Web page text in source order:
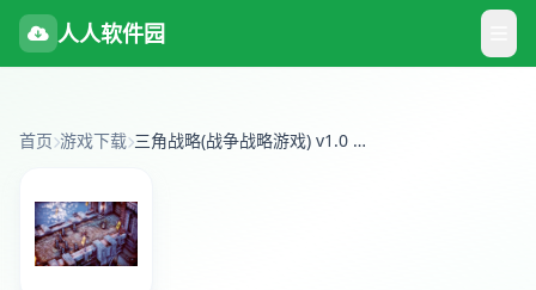
人人软件园
首页 游戏下载 三角战略(战争战略游戏) v1.0 安卓版